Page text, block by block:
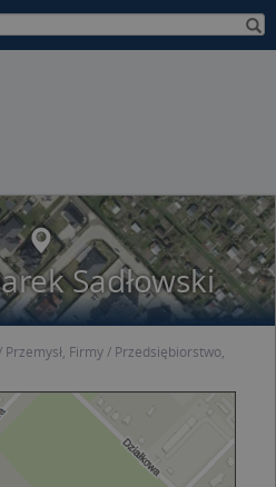
Sadłowski
Przemysł, Firmy
Przedsiębiorstwo,